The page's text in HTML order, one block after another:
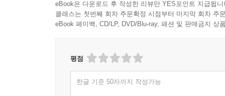
eBook은 다운로드 후 작성한 리뷰만 YES포인트 지급됩니
클래스는 첫번째 회차 주문확정 시점부터 마지막 회차 주
eBook 페이백, CD/LP, DVD/Blu-ray, 패션 및 판매금지 상
평점
한글 기준 50자까지 작성가능